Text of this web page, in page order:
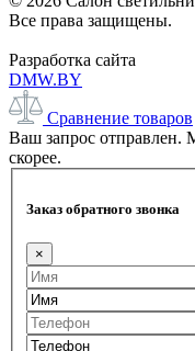
Все права защищены.
Разработка сайта
DMW.BY
Сравнение товаров
Ваш запрос отправлен.
скорее.
Заказ обратного звонка
×